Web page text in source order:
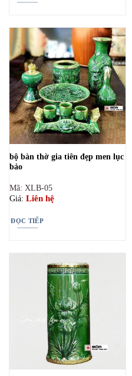
bộ bàn thờ gia tiên đẹp men lục
bảo
Mã: XLB-05
Giá: Liên hệ
ĐỌC TIẾP